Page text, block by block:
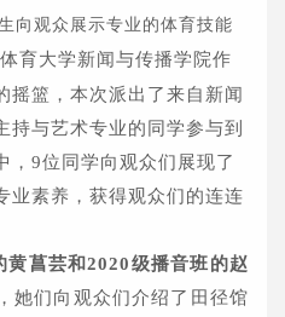
向观众展示专业的体育技能
育大学新闻与传播学院作
摇篮，本次派出了来自新闻
持与艺术专业的同学参与到
，9位同学向观众们展现了
业素养，获得观众们的连连
黄菖芸和2020级播音班的赵
她们向观众们介绍了田径馆